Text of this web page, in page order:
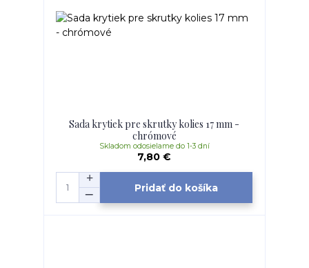
Sada krytiek pre skrutky kolies 17 mm -
chrómové
7,80 €
Skladom odosielame do 1-3 dní
Pridať do košíka